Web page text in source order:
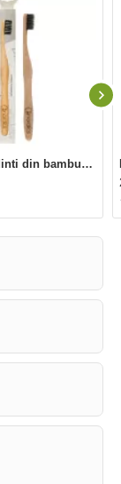
Periuta de dinti din bambus pentru adulti, gri, Nordics